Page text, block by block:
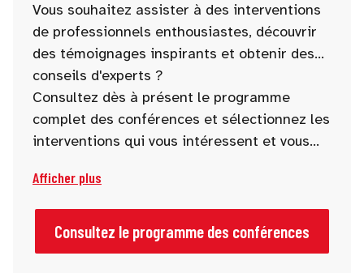
Vous souhaitez assister à des interventions
de professionnels enthousiastes, découvrir
des témoignages inspirants et obtenir des
conseils d'experts ?
Consultez dès à présent le programme
complet des conférences et sélectionnez les
interventions qui vous intéressent et vous
Afficher plus
Consultez le programme des conférences